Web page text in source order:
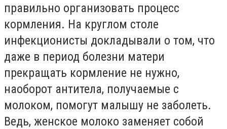
правильно организовать процесс
кормления. На круглом столе
инфекционисты докладывали о том, что
даже в период болезни матери
прекращать кормление не нужно,
наоборот антитела, получаемые с
молоком, помогут малышу не заболеть.
Ведь, женское молоко заменяет собой